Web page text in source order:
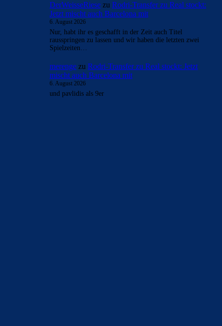
DerWeisseRiese zu Rodri-Transfer zu Real stockt:
Jetzt mischt auch Barcelona mit
6. August 2026
Nur, habt ihr es geschafft in der Zeit auch Titel
rausspringen zu lassen und wir haben die letzten zwei
Spielzeiten…
merenge zu Rodri-Transfer zu Real stockt: Jetzt
mischt auch Barcelona mit
6. August 2026
und pavlidis als 9er